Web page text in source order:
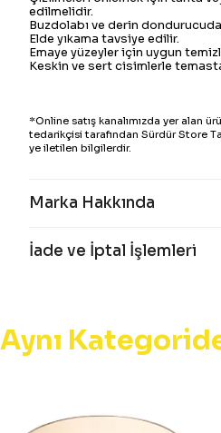
edilmelidir.
Buzdolabı ve derin
Elde yıkama tavsiye edilir.
Emaye yüzeyler için uygun
Keskin ve sert cisimlerle
*Online satış kanalımızda yer alan
tedarikçisi tarafından Sürdür Store
ye iletilen bilgilerdir.
Marka Hakkında
İade ve İptal İşlemleri
Aynı